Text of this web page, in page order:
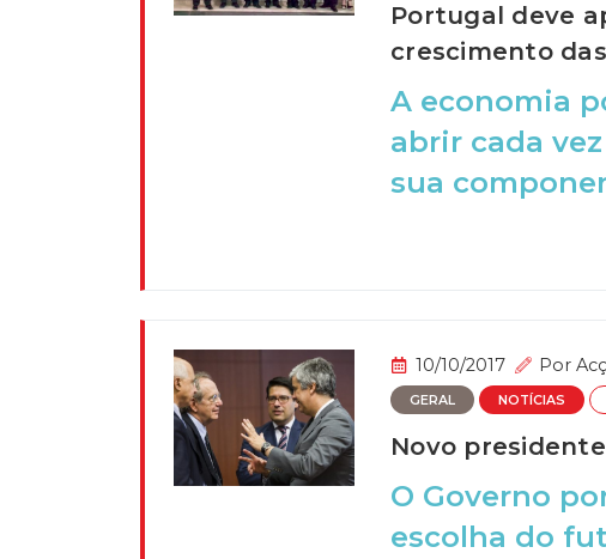
Portugal deve
crescimento
A economia
abrir cada
sua
10/10/2017 Por
GERAL NOTÍCIAS
Novo
O Governo
escolha do